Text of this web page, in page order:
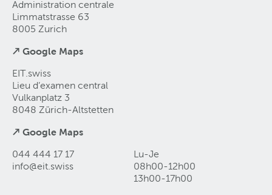
Administration centrale
Limmatstrasse 63
8005 Zurich
↗ Google Maps
EIT.swiss
Lieu d’examen central
Vulkanplatz 3
8048 Zürich-Altstetten
↗ Google Maps
044 444 17 17
info@eit swiss
Lu-Je
08h00-12h00
13h00-17h00